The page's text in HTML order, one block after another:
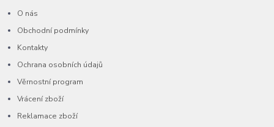
O nás
Obchodní podmínky
Kontakty
Ochrana osobních údajů
Věrnostní program
Vrácení zboží
Reklamace zboží